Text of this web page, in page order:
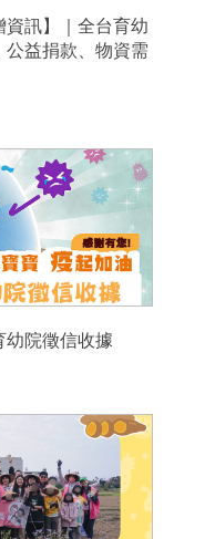
資訊】｜全台育幼
公益捐款、物資需
幼院徵信收據